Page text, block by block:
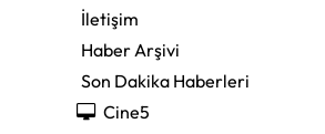
İletişim
Haber Arşivi
Son Dakika Haberleri
Cine5